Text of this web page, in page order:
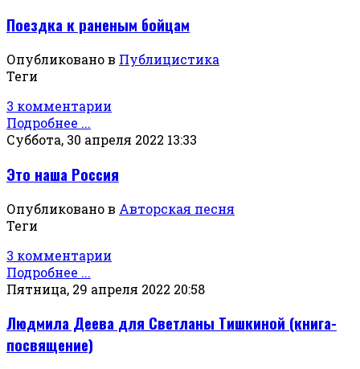
Поездка к раненым бойцам
Опубликовано в Публицистика
Теги
3 комментарии
Подробнее ...
Суббота, 30 апреля 2022 13:33
Это наша Россия
Опубликовано в Авторская песня
Теги
3 комментарии
Подробнее ...
Пятница, 29 апреля 2022 20:58
Людмила Деева для Светланы Тишкиной (книга-
посвящение)